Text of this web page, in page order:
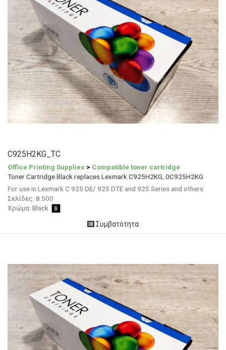
C925H2KG_TC
Office Printing Supplies > Compatible toner cartridge
Toner Cartridge Black replaces Lexmark C925H2KG, 0C925H2KG
For use in Lexmark C 925 DE/ 925 DTE and 925 Series and others
Σελίδες: 8.500
Χρώμα: Black
Συμβατότητα